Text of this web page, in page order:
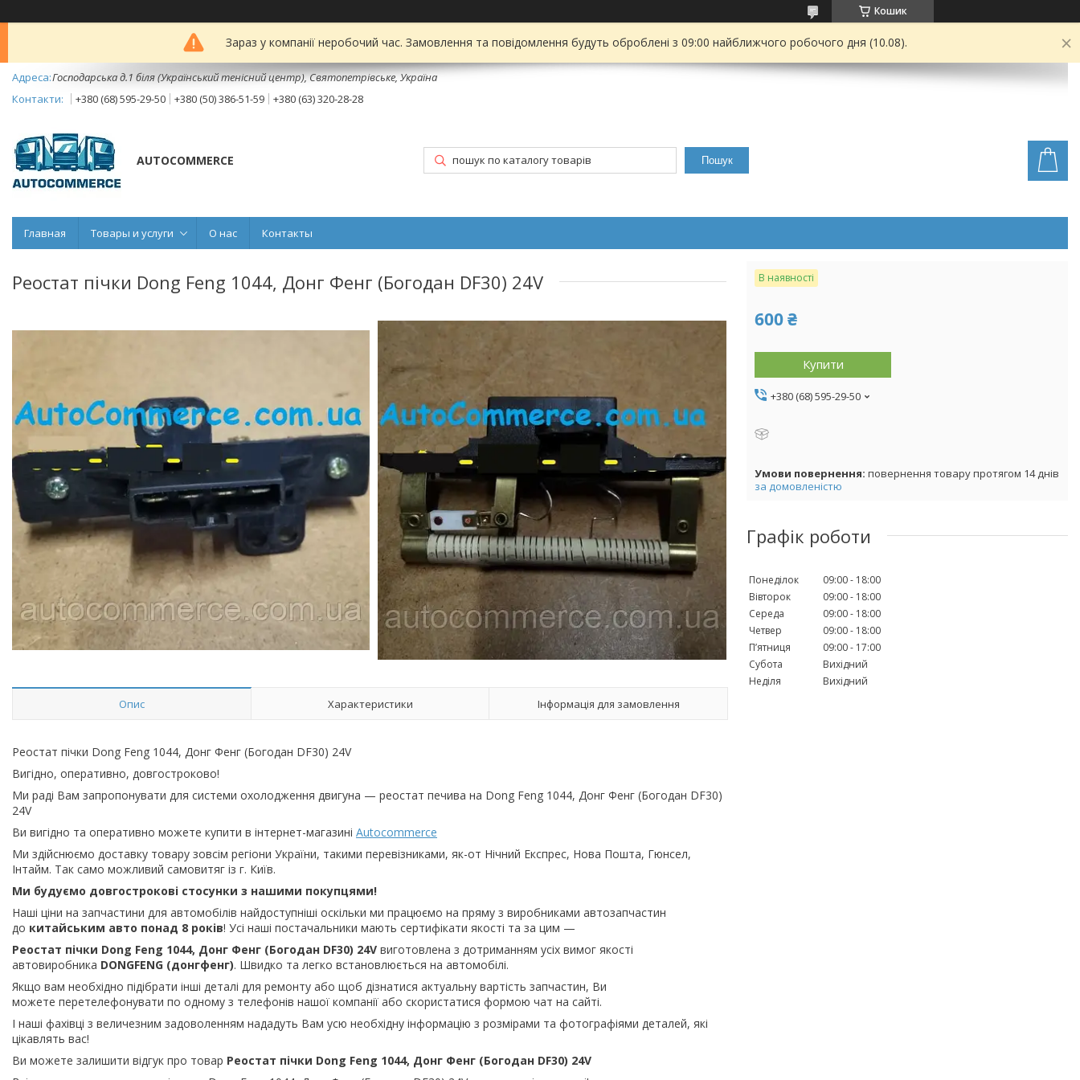
Кошик
Зараз у компанії неробочий час. Замовлення та повідомлення будуть оброблені з 09:00 найближчого робочого дня (10.08).
Господарська д.1 біля (Український тенісний центр), Святопетрівське, Україна
+380 (68) 595-29-50
+380 (50) 386-51-59 +380 (63) 320-28-28
AUTOCOMMERCE Пошук
Главная Товары и услуги О нас Контакты
Реостат пічки Dong Feng 1044, Донг Фенг (Богодан DF30) 24V
Опис Характеристики Інформація для замовлення
Реостат пічки Dong Feng 1044, Донг Фенг (Богодан DF30) 24V
Вигідно, оперативно, довгостроково!
Ми раді Вам запропонувати для системи охолодження двигуна — реостат печива на Dong Feng 1044, Донг Фенг (Богодан DF30)
24V
Ви вигідно та оперативно можете купити в інтернет-магазині Autocommerce
Ми здійснюємо доставку товару зовсім регіони України, такими перевізниками, як-от Нічний Експрес, Нова Пошта, Гюнсел,
Інтайм. Так само можливий самовитяг із г. Київ.
Ми будуємо довгострокові стосунки з нашими покупцями!
Наші ціни на запчастини для автомобілів найдоступніші оскільки ми працюємо на пряму з виробниками автозапчастин
до китайським авто понад 8 років! Усі наші постачальники мають сертифікати якості та за цим —
Реостат пічки Dong Feng 1044, Донг Фенг (Богодан DF30) 24V виготовлена з дотриманням усіх вимог якості
автовиробника DONGFENG (донгфенг). Швидко та легко встановлюється на автомобілі.
Якщо вам необхідно підібрати інші деталі для ремонту або щоб дізнатися актуальну вартість запчастин, Ви
можете перетелефонувати по одному з телефонів нашої компанії або скористатися формою чат на сайті.
І наші фахівці з величезним задоволенням нададуть Вам усю необхідну інформацію з розмірами та фотографіями деталей, які
цікавлять вас!
Ви можете залишити відгук про товар Реостат пічки Dong Feng 1044, Донг Фенг (Богодан DF30) 24V
В наявності
600 ₴
Купити
+380 (68) 595-29-50
повернення товару протягом 14 днів
за домовленістю
Графік роботи
Понеділок 09:00
18:00
Вівторок
09:00
18:00
Середа
09:00
18:00
Четвер
09:00
18:00
Пʼятниця
09:00
17:00
Субота
Вихідний
Неділя
Вихідний